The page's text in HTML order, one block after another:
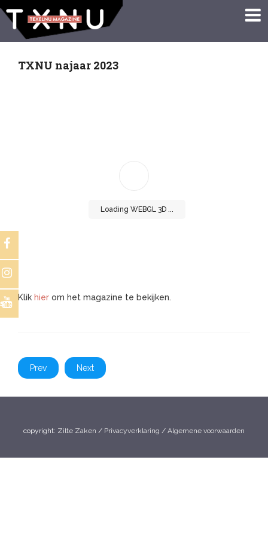
TXNU najaar 2023
Loading WEBGL 3D ...
Klik hier om het magazine te bekijken.
Prev Next
copyright: Zilte Zaken / Privacyverklaring / Algemene voorwaarden